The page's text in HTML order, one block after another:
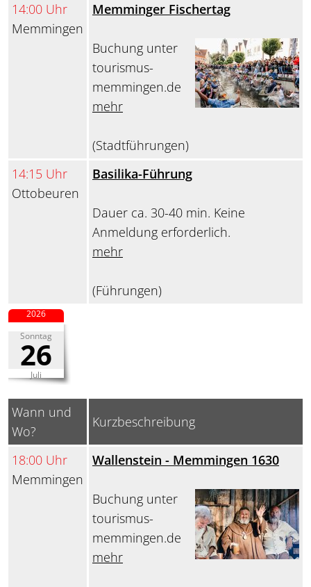
14:00 Uhr
Memmingen
Memminger Fischertag
Buchung unter
tourismus-
memmingen.de
mehr
(Stadtführungen)
14:15 Uhr
Ottobeuren
Basilika-Führung
Dauer ca. 30-40 min. Keine
Anmeldung erforderlich.
mehr
(Führungen)
Sonntag
26
Juli
2026
Wann und
Wo?
Kurzbeschreibung
18:00 Uhr
Memmingen
Wallenstein - Memmingen 1630
Buchung unter
tourismus-
memmingen.de
mehr